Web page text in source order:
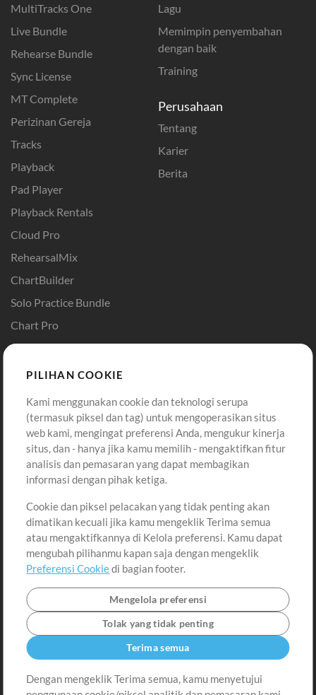
MultiTracks One
Live Bundle
Rehearse Bundle
Sync License
MT Complete
Perizinan Gereja
Tracks
Playback
Pad Player
Playback Rentals
Cloud Pro
RehearsalMix
ChartBuilder
Solo Practice Bundle
Chart Pro
Template ProPresenter
Sound
Lagu
Memimpin penyembahan
dengan baik
Training
Perusahaan
Tentang
Karier
Berita
Pembelian
Beli Kredit
Konten Gratis
Permintaan Lagu
Lain-lain
Sesi
Kirimkan musik kamu
Playlist
MT Conference
Akun
Masuk
Daftar
Lihat Keranjang
PILIHAN COOKIE
Kami menggunakan cookie dan teknologi serupa
(termasuk piksel dan tag) untuk mengoperasikan situs
web kami, mengingat preferensi Anda, mengukur kinerja
situs, dan - hanya jika kamu memilih - mengaktifkan fitur
analisis dan pemasaran yang dapat membagikan
informasi dengan pihak ketiga.
Cookie dan piksel pelacakan yang tidak penting akan
dimatikan kecuali jika kamu mengeklik Terima semua
atau mengaktifkannya di Kelola preferensi. Kamu dapat
mengubah pilihanmu kapan saja dengan mengeklik
Preferensi Cookiedi bagian footer.
Mengelola preferensi
Tolak yang tidak penting
Terima semua
Dengan mengeklik Terima semua, kamu menyetujui